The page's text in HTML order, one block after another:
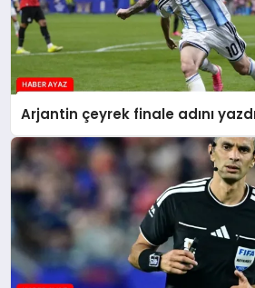
Arjantin çeyrek finale adını